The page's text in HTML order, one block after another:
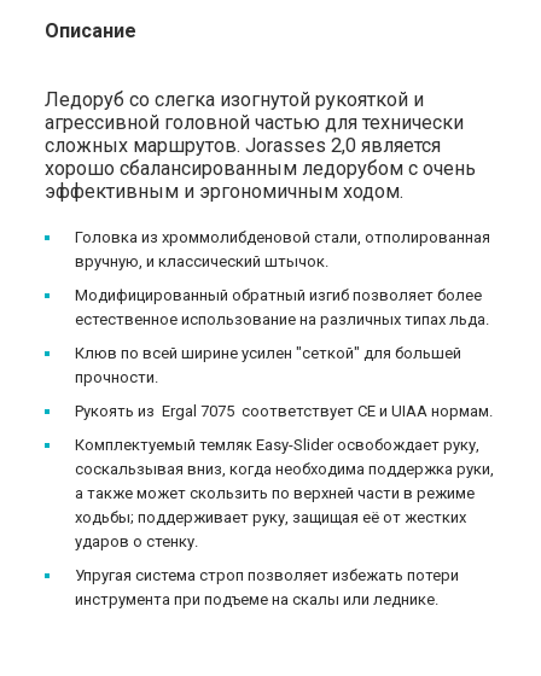
Описание
Ледоруб со слегка изогнутой рукояткой и
агрессивной головной частью для технически
сложных маршрутов. Jorasses 2,0 является
хорошо сбалансированным ледорубом с очень
эффективным и эргономичным ходом.
Головка из хроммолибденовой стали, отполированная
вручную, и классический штычок.
Модифицированный обратный изгиб позволяет более
естественное использование на различных типах льда.
Клюв по всей ширине усилен "сеткой" для большей
прочности.
Рукоять из Ergal 7075 соответствует CE и UIAA нормам.
Комплектуемый темляк Easy-Slider освобождает руку,
соскальзывая вниз, когда необходима поддержка руки,
а также может скользить по верхней части в режиме
ходьбы; поддерживает руку, защищая её от жестких
ударов о стенку.
Упругая система строп позволяет избежать потери
инструмента при подъеме на скалы или леднике.